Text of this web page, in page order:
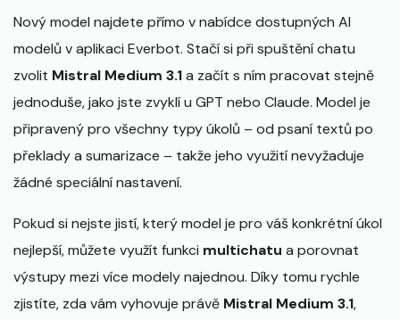
Nový model najdete přímo v nabídce dostupných AI
modelů v aplikaci Everbot. Stačí si při spuštění chatu
zvolit Mistral Medium 3.1a začít s ním pracovat stejně
jednoduše, jako jste zvyklí u GPT nebo Claude. Model je
připravený pro všechny typy úkolů – od psaní textů po
překlady a sumarizace – takže jeho využití nevyžaduje
žádné speciální nastavení.
Pokud si nejste jistí, který model je pro váš konkrétní úkol
nejlepší, můžete využít funkci multichatu a porovnat
výstupy mezi více modely najednou. Díky tomu rychle
zjistíte, zda vám vyhovuje právě Mistral Medium 3.1,